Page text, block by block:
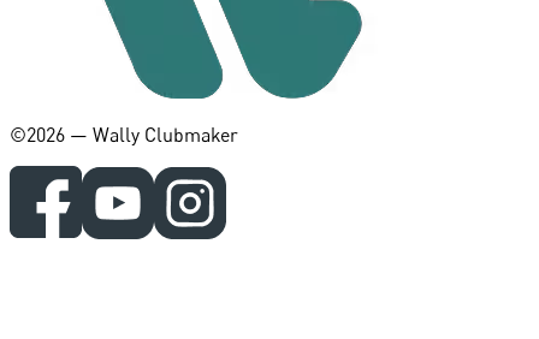
©️2026 — Wally Clubmaker